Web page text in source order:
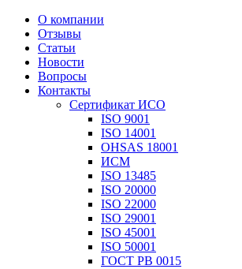
О компании
Отзывы
Статьи
Новости
Вопросы
Контакты
Сертификат ИСО
ISO 9001
ISO 14001
OHSAS 18001
ИСМ
ISO 13485
ISO 20000
ISO 22000
ISO 29001
ISO 45001
ISO 50001
ГОСТ РВ 0015